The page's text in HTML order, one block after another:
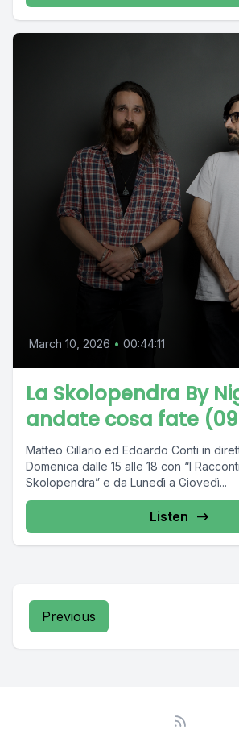
March 10, 2026 • 00:44:11
La Skolopendra By
andate cosa fate
Matteo Cillario ed Edoardo Conti in
Domenica dalle 15 alle 18 con “I
Skolopendra” e da Lunedì a Giovedì...
Listen
Previous